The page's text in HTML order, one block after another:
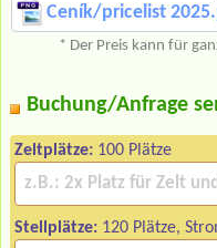
Ceník/pricelist
* Der Preis kann für
Buchung/Anfrage
Zeltplätze: 100 Plätze
Stellplätze: 120 Plätze,